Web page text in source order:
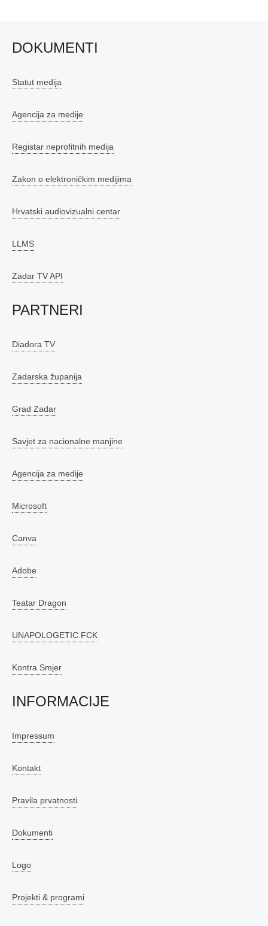
DOKUMENTI
Statut medija
Agencija za medije
Registar neprofitnih medija
Zakon o elektroničkim medijima
Hrvatski audiovizualni centar
LLMS
Zadar TV API
PARTNERI
Diadora TV
Zadarska županija
Grad Zadar
Savjet za nacionalne manjine
Agencija za medije
Microsoft
Canva
Adobe
Teatar Dragon
UNAPOLOGETIC.FCK
Kontra Smjer
INFORMACIJE
Impressum
Kontakt
Pravila prvatnosti
Dokumenti
Logo
Projekti & programi